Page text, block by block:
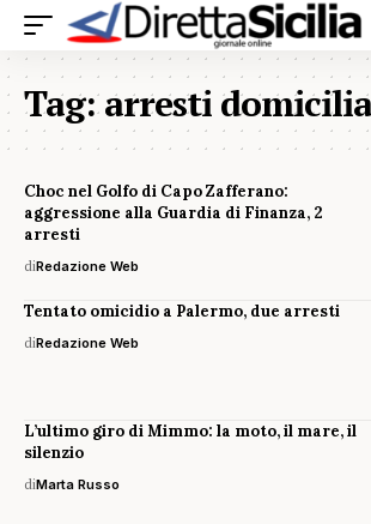
Tag:arresti
Choc nel Golfo di Capo Zafferano:
aggressione alla Guardia di Finanza, 2
arresti
diRedazione Web
Tentato omicidio a Palermo, due arresti
diRedazione Web
L’ultimo giro di Mimmo: la moto, il mare, il
silenzio
diMarta Russo